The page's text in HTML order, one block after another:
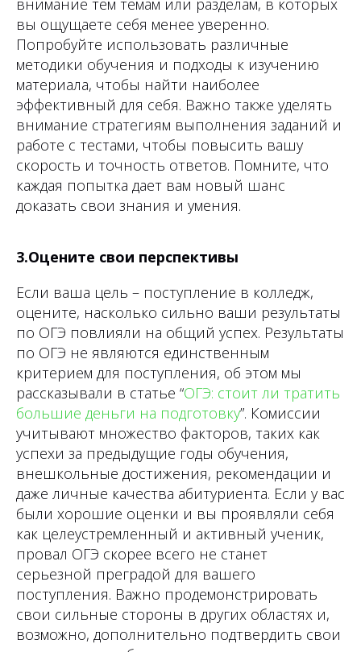
внимание тем темам или разделам, в которых
вы ощущаете себя менее уверенно.
Попробуйте использовать различные
методики обучения и подходы к изучению
материала, чтобы найти наиболее
эффективный для себя. Важно также уделять
внимание стратегиям выполнения заданий и
работе с тестами, чтобы повысить вашу
скорость и точность ответов. Помните, что
каждая попытка дает вам новый шанс
доказать свои знания и умения.
3.Оцените свои перспективы
Если ваша цель – поступление в колледж,
оцените, насколько сильно ваши результаты
по ОГЭ повлияли на общий успех. Результаты
по ОГЭ не являются единственным
критерием для поступления, об этом мы
рассказывали в статье “ОГЭ: стоит ли тратить
большие деньги на подготовку”. Комиссии
учитывают множество факторов, таких как
успехи за предыдущие годы обучения,
внешкольные достижения, рекомендации и
даже личные качества абитуриента. Если у вас
были хорошие оценки и вы проявляли себя
как целеустремленный и активный ученик,
провал ОГЭ скорее всего не станет
серьезной преградой для вашего
поступления. Важно продемонстрировать
свои сильные стороны в других областях и,
возможно, дополнительно подтвердить свои